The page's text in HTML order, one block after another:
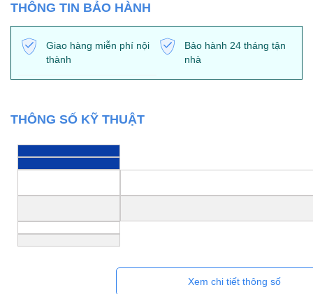
THÔNG TIN BẢO HÀNH
Giao hàng miễn phí nội
thành
Bảo hành 24 tháng tận
nhà
THÔNG SỐ KỸ THUẬT
Xem chi tiết thông số